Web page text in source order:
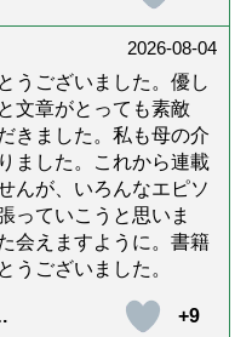
2026-08-04
うございました。優し
文章がとっても素敵
きました。私も母の介
ました。これから連載
んが、いろんなエピソ
っていこうと思いま
会えますように。書籍
うございました。
+9